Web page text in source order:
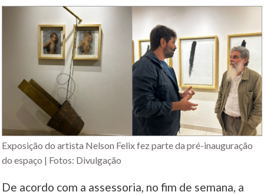
Exposição do artista Nelson Felix fez parte da pré-inauguração
do espaço | Fotos: Divulgação
De acordo com a assessoria, no fim de semana, a